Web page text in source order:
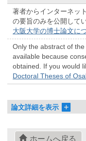
著者からインターネッ
の要旨のみを公開して
大阪大学の博士論文に
Only the abstract of
available because
obtained. If you would
Doctoral Theses of
論文詳細を表示
ホームへ戻る